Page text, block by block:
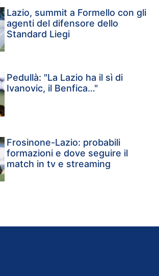
Lazio, summit a Formello con gli
agenti del difensore dello
Standard Liegi
Pedullà: "La Lazio ha il sì di
Ivanovic, il Benfica…"
Frosinone-Lazio: probabili
formazioni e dove seguire il
match in tv e streaming